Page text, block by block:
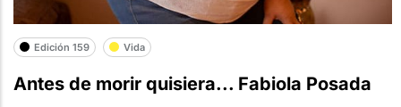
Edición 159 Vida
Antes de morir quisiera... Fabiola Posada